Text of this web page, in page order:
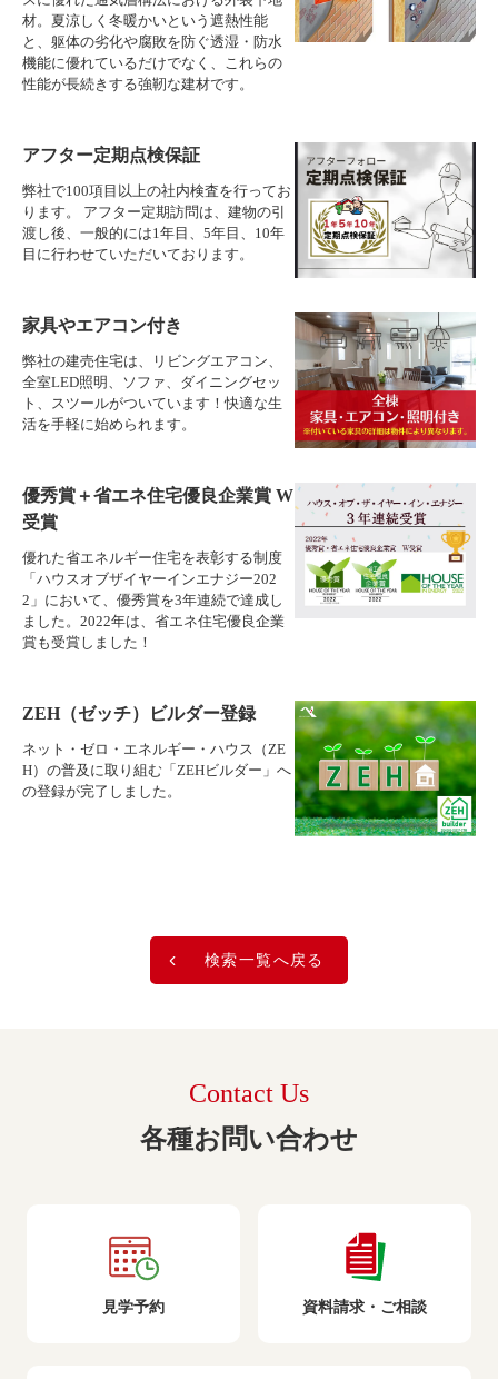
材。夏涼しく冬暖かいという遮熱性能
と、躯体の劣化や腐敗を防ぐ透湿・防水
機能に優れているだけでなく、これらの
性能が長続きする強靭な建材です。
アフター定期点検保証
弊社で100項目以上の社内検査を行ってお
ります。 アフター定期訪問は、建物の引
渡し後、一般的には1年目、5年目、10年
目に行わせていただいております。
家具やエアコン付き
弊社の建売住宅は、リビングエアコン、
全室LED照明、ソファ、ダイニングセッ
ト、スツールがついています！快適な生
活を手軽に始められます。
優秀賞＋省エネ住宅優良企業賞 W
受賞
優れた省エネルギー住宅を表彰する制度
「ハウスオブザイヤーインエナジー202
2」において、優秀賞を3年連続で達成し
ました。2022年は、省エネ住宅優良企業
賞も受賞しました！
ZEH（ゼッチ）ビルダー登録
ネット・ゼロ・エネルギー・ハウス（ZE
H）の普及に取り組む「ZEHビルダー」へ
の登録が完了しました。
検索一覧へ戻る
Contact Us
各種お問い合わせ
見学予約 資料請求・ご相談